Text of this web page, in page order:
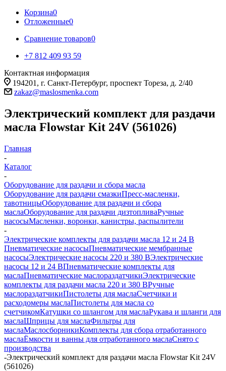
Корзина0
Отложенные0
Сравнение товаров0
+7 812 409 93 59
Контактная информация
194201, г. Санкт-Петербург, проспект Тореза, д. 2/40
zakaz@maslosmenka.com
Электрический комплект для раздачи
масла Flowstar Kit 24V (561026)
Главная
-
Каталог
-
Оборудование для раздачи и сбора масла
Оборудование для раздачи смазкиПресс-масленки,
тавотницыОборудование для раздачи и сбора
маслаОборудование для раздачи дизтопливаРучные
насосыМасленки, воронки, канистры, распылители
-
Электрические комплекты для раздачи масла 12 и 24 В
Пневматические насосыПневматические мембранные
насосыЭлектрические насосы 220 и 380 ВЭлектрические
насосы 12 и 24 ВПневматические комплекты для
маслаПневматические маслораздатчикиЭлектрические
комплекты для раздачи масла 220 и 380 ВРучные
маслораздатчикиПистолеты для маслаСчетчики и
расходомеры маслаПистолеты для масла со
счетчикомКатушки со шлангом для маслаРукава и шланги для
маслаШприцы для маслаФильтры для
маслаМаслосборникиКомплекты для сбора отработанного
маслаЁмкости и ванны для отработанного маслаСнято с
производства
-Электрический комплект для раздачи масла Flowstar Kit 24V
(561026)